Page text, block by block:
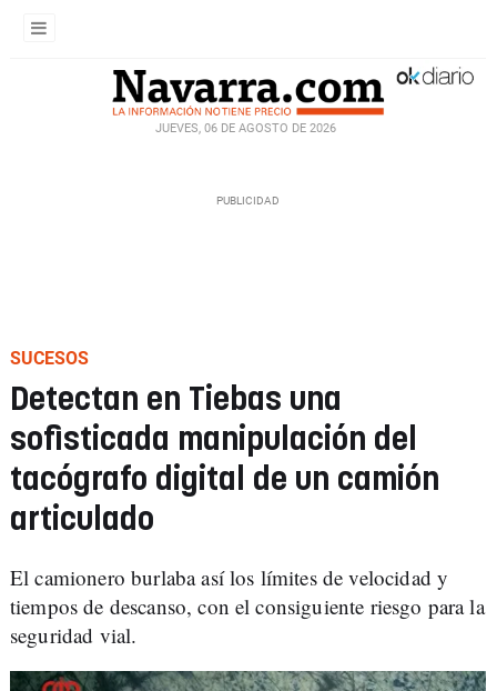
JUEVES, 06 DE AGOSTO DE 2026
SUCESOS
Detectan en Tiebas una
sofisticada manipulación del
tacógrafo digital de un camión
articulado
El camionero burlaba así los límites de velocidad y
tiempos de descanso, con el consiguiente riesgo para la
seguridad vial.